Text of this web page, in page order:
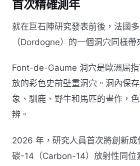
首次精確測年
就在巨石陣研究發表前後，法國
（Dordogne）的一個洞穴同樣帶
Font-de-Gaume 洞穴是歐洲屈指
放的彩色史前壁畫洞穴。洞內保
象、馴鹿、野牛和馬匹的畫作，
辨。
2026 年，研究人員首次將創新成
碳-14（Carbon-14）放射性同位